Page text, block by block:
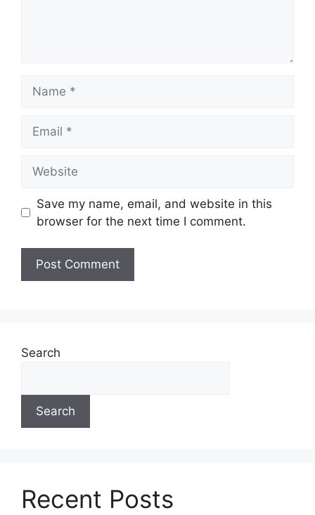
Save my name, email, and website in this
browser for the next time I comment.
Search
Search
Recent Posts